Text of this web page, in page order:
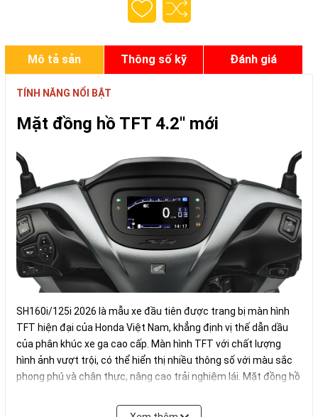
Mô tả sản
phẩm
Thông số kỹ Đánh giá
TÍNH NĂNG NỔI BẬT
Mặt đồng hồ TFT 4.2'' mới
SH160i/125i 2026 là mẫu xe đầu tiên được trang bị màn hình
TFT hiện đại của Honda Việt Nam, khẳng định vị thế dẫn dầu
của phân khúc xe ga cao cấp. Màn hình TFT với chất lượng
hình ảnh vượt trội, có thể hiển thị nhiều thông số với màu sắc
phong phú và chân thực, nâng cao trải nghiệm lái. Mặt đồng hồ
minh (trên phiên bản xe SH160) nổi bật trên nền đen cùng thiết